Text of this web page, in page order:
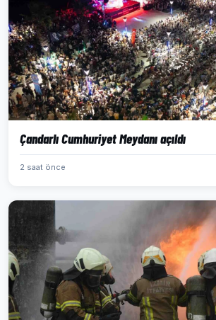
Çandarlı Cumhuriyet Meydanı açıldı
2 saat önce